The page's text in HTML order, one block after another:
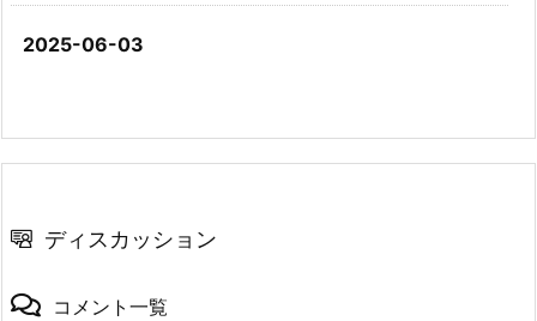
2025-06-03
ディスカッション
コメント一覧